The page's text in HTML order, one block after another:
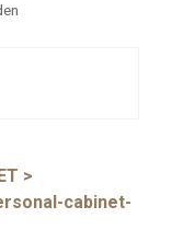
>
cabinet-